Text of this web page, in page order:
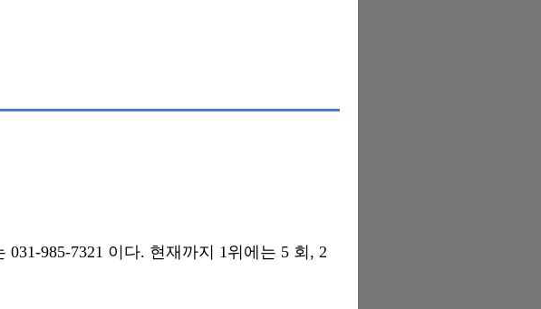
985-7321 이다. 현재까지 1위에는 5 회, 2